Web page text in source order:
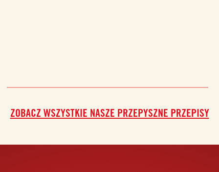
ZOBACZ WSZYSTKIE NASZE PRZEPYSZNE PRZEPISY